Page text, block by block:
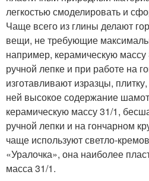
легкостью смоделировать и
Чаще всего из глины делают
вещи, не требующие
например, керамическую
ручной лепке и при работе на
изготавливают изразцы,
ней высокое содержание
керамическую массу 31/1,
ручной лепки и на гончарном
чаще используют светло-
«Уралочка», она наиболее
масса 31/1.